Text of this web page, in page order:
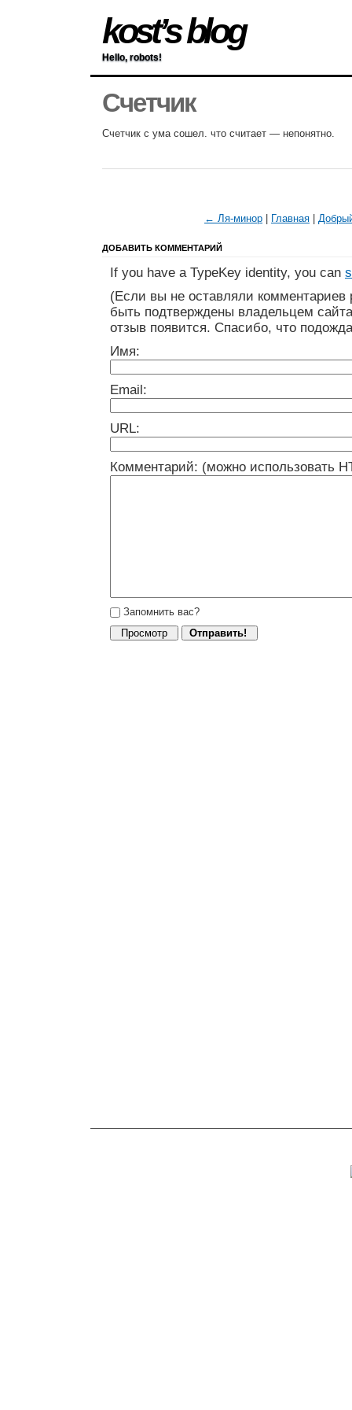
kost’s blog
Hello, robots!
Счетчик
Счетчик с ума сошел. что считает — непонятно.
← Ля-минор Главная
ДОБАВИТЬ КОММЕНТАРИЙ
If you have a TypeKey identity, you can
(Если вы не оставляли
быть подтверждены владельцем
отзыв появится. Спасибо, что
Имя:
Email:
URL:
Комментарий: (можно использовать
Запомнить вас?